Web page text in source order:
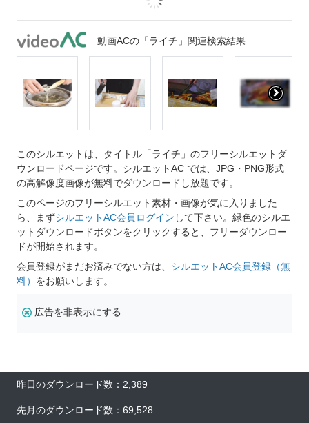
動画ACの「ライチ」関連検索結果
このシルエットは、タイトル「ライチ」のフリーシルエットダ
ウンロードページです。シルエットAC では、JPG・PNG形式
の高解像度画像が無料でダウンロードし放題です。
このページのフリーシルエット素材・画像が気に入りました
ら、まずシルエットAC会員ログイン して下さい。緑色のシルエ
ットダウンロードボタンをクリックすると、フリーダウンロー
ドが開始されます。
会員登録がまだお済みでない方は、 シルエットAC会員登録（無
料） をお願いします。
広告を非表示にする
昨日のダウンロード数：2,389
先月のダウンロード数：69,528